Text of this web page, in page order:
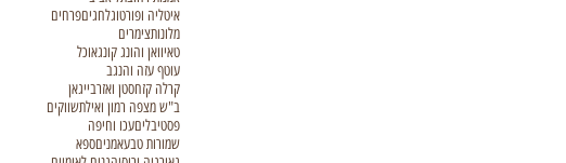
איטליה ופורטוגלחגיםפרחים
מלונותצימרים
טאיוואן והונג קונגאוכל
עוטף עזה והנגב
קרלה קזחסטן ואזרבייגאן
ב"ש מצפה רמון ואילתשווקים
פסטיבליםעכו וחיפה
שמורות טבעאמניםספא